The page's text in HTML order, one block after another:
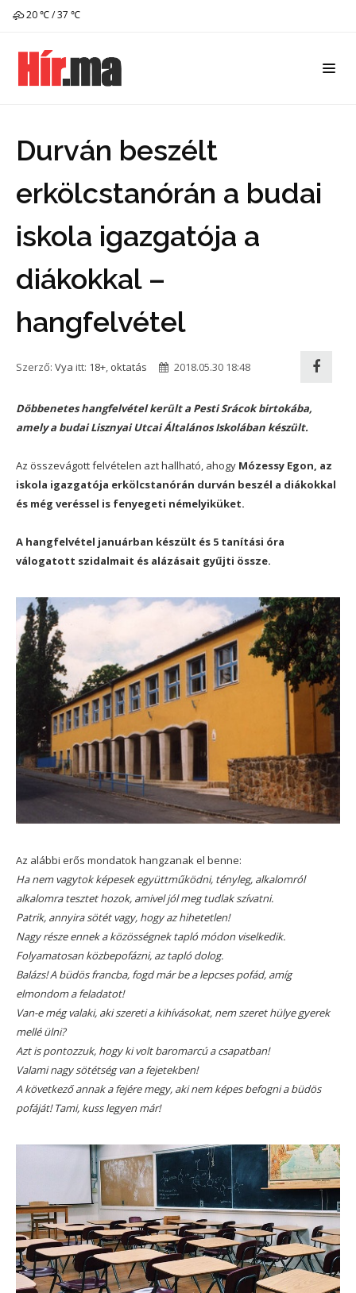
20 ℃ / 37 ℃
Durván beszélt
erkölcstanórán a budai
iskola igazgatója a
diákokkal –
hangfelvétel
Szerző: Vya itt: 18+, oktatás 2018.05.30 18:48
Döbbenetes hangfelvétel került a Pesti Srácok birtokába,
amely a budai Lisznyai Utcai Általános Iskolában készült.
Az összevágott felvételen azt hallható, ahogy Mózessy Egon, az
iskola igazgatója erkölcstanórán durván beszél a diákokkal
és még veréssel is fenyegeti némelyiküket.
A hangfelvétel januárban készült és 5 tanítási óra
válogatott szidalmait és alázásait gyűjti össze.
Az alábbi erős mondatok hangzanak el benne:
Ha nem vagytok képesek együttműködni, tényleg, alkalomról
alkalomra tesztet hozok, amivel jól meg tudlak szívatni.
Patrik, annyira sötét vagy, hogy az hihetetlen!
Nagy része ennek a közösségnek tapló módon viselkedik.
Folyamatosan közbepofázni, az tapló dolog.
Balázs! A büdös francba, fogd már be a lepcses pofád, amíg
elmondom a feladatot!
Van-e még valaki, aki szereti a kihívásokat, nem szeret hülye gyerek
mellé ülni?
Azt is pontozzuk, hogy ki volt baromarcú a csapatban!
Valami nagy sötétség van a fejetekben!
A következő annak a fejére megy, aki nem képes befogni a büdös
pofáját! Tami, kuss legyen már!